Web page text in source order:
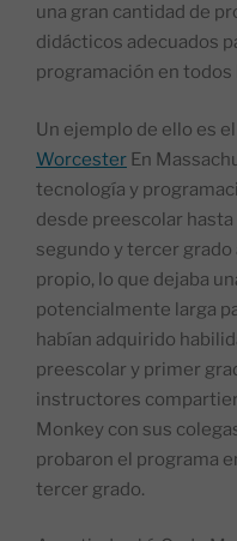
una gran cantidad de
didácticos adecuados
programación en todos
Un ejemplo de ello es el
Worcester En
tecnología y
desde preescolar
segundo y tercer grado
propio, lo que dejaba
potencialmente larga
habían adquirido
preescolar y primer
instructores
Monkey con sus
probaron el programa
tercer grado.